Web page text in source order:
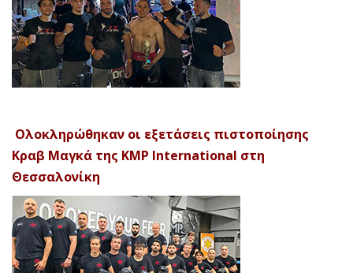
Ολοκληρώθηκαν οι εξετάσεις πιστοποίησης
Κραβ Μαγκά της KMP International στη
Θεσσαλονίκη